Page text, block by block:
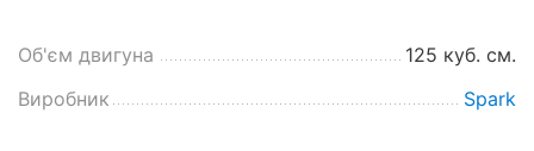
Об'єм двигуна
125 куб. см.
Виробник
Spark